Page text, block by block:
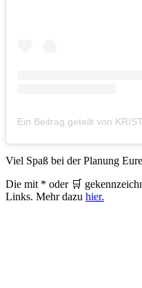
Viel Spaß bei der Planung
Die mit * oder 🛒
Links. Mehr dazu hier.